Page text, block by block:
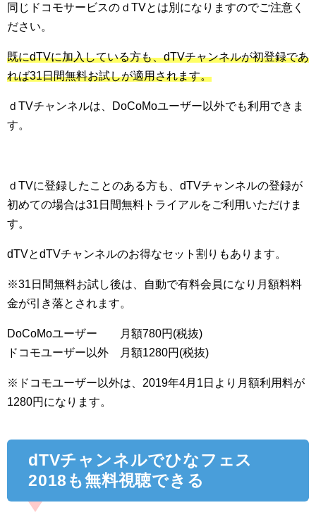
同じドコモサービスのｄTVとは別になりますのでご注意く
ださい。
既にdTVに加入している方も、dTVチャンネルが初登録であ
れば31日間無料お試しが適用されます。
ｄTVチャンネルは、DoCoMoユーザー以外でも利用できま
す。
ｄTVに登録したことのある方も、dTVチャンネルの登録が
初めての場合は31日間無料トライアルをご利用いただけま
す。
dTVとdTVチャンネルのお得なセット割りもあります。
※31日間無料お試し後は、自動で有料会員になり月額料料
金が引き落とされます。
DoCoMoユーザー 月額780円(税抜)
ドコモユーザー以外 月額1280円(税抜)
※ドコモユーザー以外は、2019年4月1日より月額利用料が
1280円になります。
dTVチャンネルでひなフェス
2018も無料視聴できる